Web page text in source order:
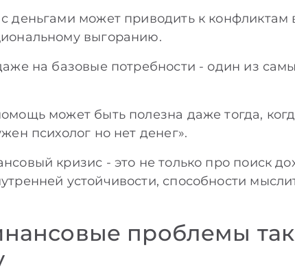
деньгами может приводить к конфликтам
выгоранию.
на базовые потребности - один из
может быть полезна даже тогда,
психолог но нет денег».
кризис - это не только про поиск
устойчивости, способности
проблемы